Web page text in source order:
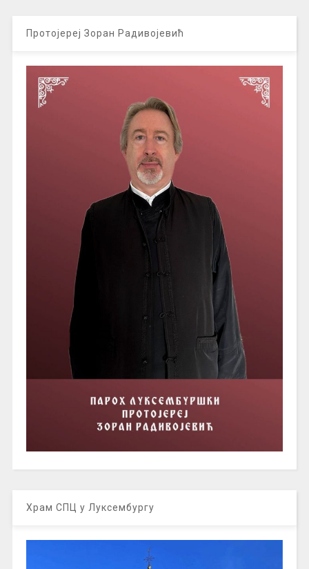
Протојереј Зоран Радивојевић
Храм СПЦ у Луксембургу